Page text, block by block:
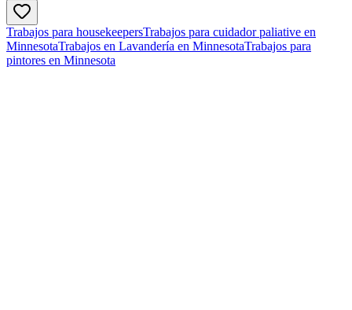
Trabajos para housekeepersTrabajos para cuidador paliative en
MinnesotaTrabajos en Lavandería en MinnesotaTrabajos para
pintores en Minnesota